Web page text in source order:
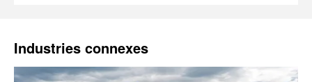
Industries connexes